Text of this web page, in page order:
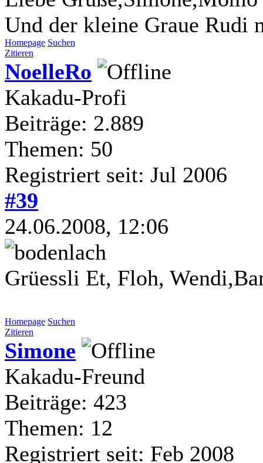
Und der kleine Graue Rudi
Homepage Suchen
Zitieren
NoelleRo
Kakadu-Profi
Beiträge: 2.889
Themen: 50
Registriert seit: Jul 2006
#39
24.06.2008, 12:06
Grüessli Et, Floh,
Homepage Suchen
Zitieren
Simone
Kakadu-Freund
Beiträge: 423
Themen: 12
Registriert seit: Feb 2008